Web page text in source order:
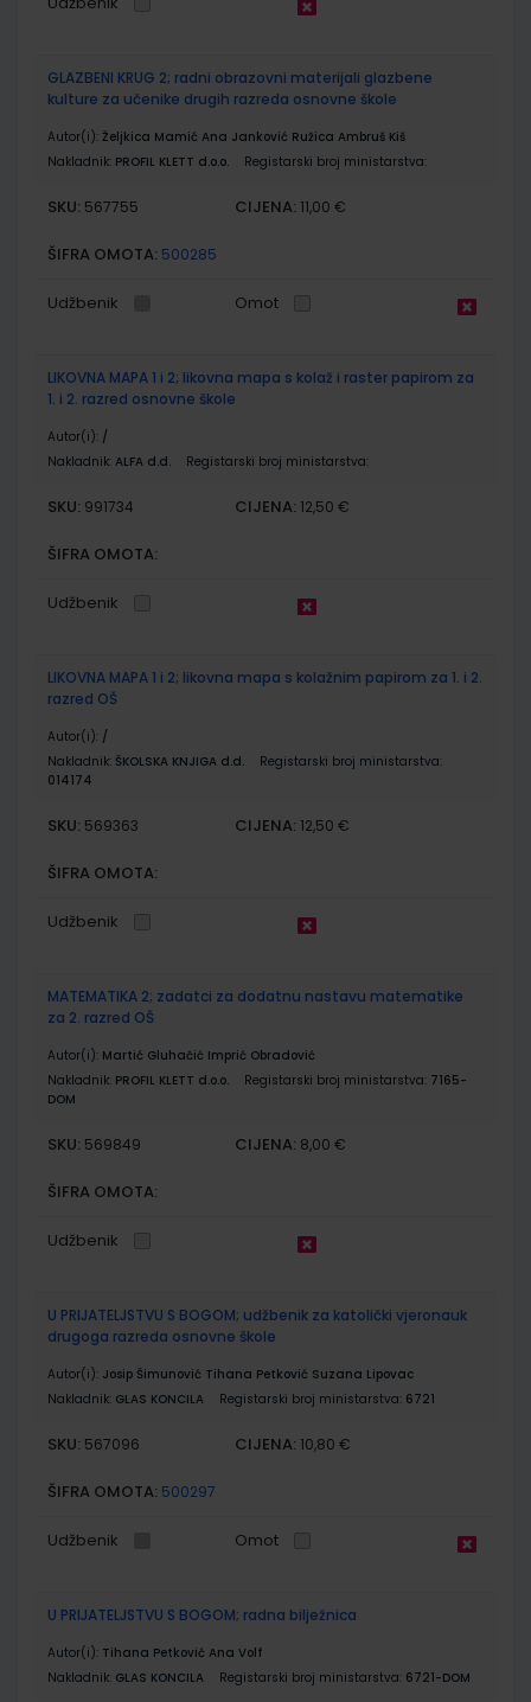
GLAZBENI KRUG 2; radni obrazovni materijali glazbene
kulture za učenike drugih razreda osnovne škole
Autor(i): Željkica Mamić Ana Janković Ružica Ambruš Kiš
Nakladnik: PROFIL KLETT d.o.o. Registarski broj ministarstva:
SKU: 567755 CIJENA: 11,00 €
ŠIFRA OMOTA: 500285
Udžbenik Omot
LIKOVNA MAPA 1 i 2; likovna mapa s kolaž i raster papirom za
1. i 2. razred osnovne škole
Autor(i): /
Nakladnik: ALFA d.d. Registarski broj ministarstva:
SKU: 991734 CIJENA: 12,50 €
ŠIFRA OMOTA:
Udžbenik
LIKOVNA MAPA 1 i 2; likovna mapa s kolažnim papirom za 1. i 2.
razred OŠ
Autor(i): /
Nakladnik: ŠKOLSKA KNJIGA d.d.
Registarski broj ministarstva:
014174
SKU: 569363 CIJENA: 12,50 €
ŠIFRA OMOTA:
Udžbenik
MATEMATIKA 2; zadatci za dodatnu nastavu matematike
za 2. razred OŠ
Autor(i): Martić Gluhačić Imprić Obradović
Nakladnik: PROFIL KLETT d.o.o. Registarski broj ministarstva: 7165-
DOM
SKU: 569849 CIJENA: 8,00 €
ŠIFRA OMOTA:
Udžbenik
U PRIJATELJSTVU S BOGOM; udžbenik za katolički vjeronauk
drugoga razreda osnovne škole
Autor(i): Josip Šimunović Tihana Petković Suzana Lipovac
Nakladnik: GLAS KONCILA Registarski broj ministarstva: 6721
SKU: 567096 CIJENA: 10,80 €
ŠIFRA OMOTA: 500297
Udžbenik Omot
U PRIJATELJSTVU S BOGOM; radna bilježnica
Autor(i): Tihana Petković Ana Volf
Nakladnik: GLAS KONCILA Registarski broj ministarstva: 6721-DOM